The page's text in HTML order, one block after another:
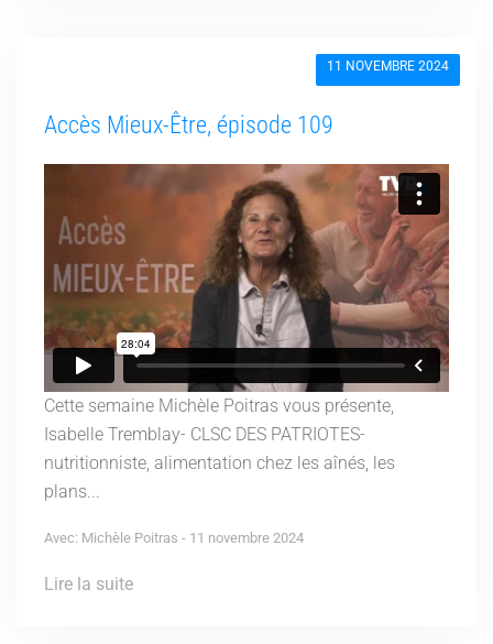
11 NOVEMBRE 2024
Accès Mieux-Être, épisode 109
Cette semaine Michèle Poitras vous présente,
Isabelle Tremblay- CLSC DES PATRIOTES-
nutritionniste, alimentation chez les aînés, les
plans...
Avec: Michèle Poitras - 11 novembre 2024
Lire la suite